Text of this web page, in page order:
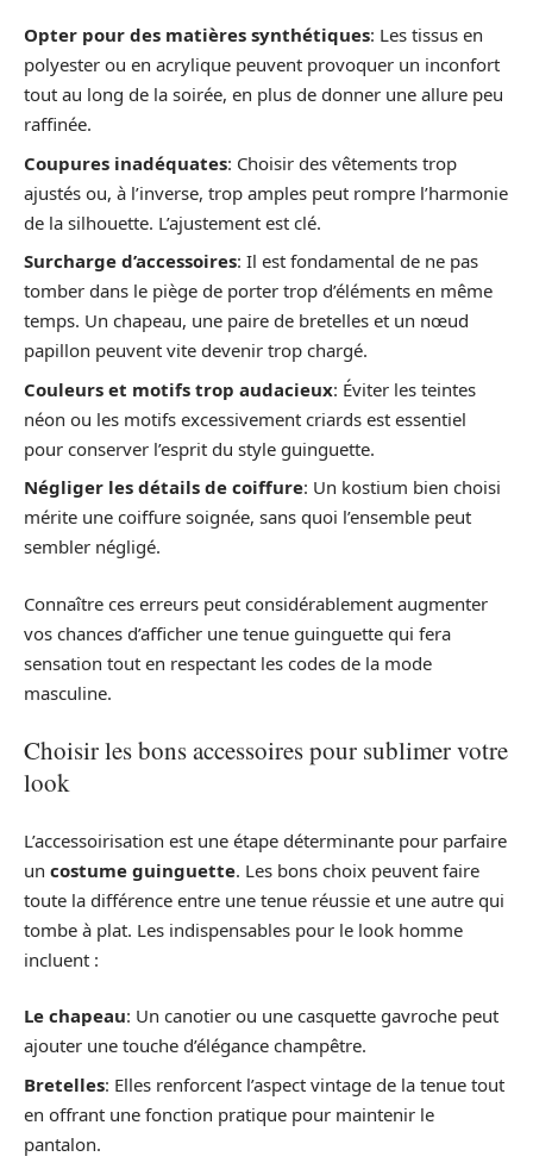
Opter pour des matières synthétiques: Les tissus en
polyester ou en acrylique peuvent provoquer un inconfort
tout au long de la soirée, en plus de donner une allure peu
raffinée.
Coupures inadéquates: Choisir des vêtements trop
ajustés ou, à l’inverse, trop amples peut rompre l’harmonie
de la silhouette. L’ajustement est clé.
Surcharge d’accessoires: Il est fondamental de ne pas
tomber dans le piège de porter trop d’éléments en même
temps. Un chapeau, une paire de bretelles et un nœud
papillon peuvent vite devenir trop chargé.
Couleurs et motifs trop audacieux: Éviter les teintes
néon ou les motifs excessivement criards est essentiel
pour conserver l’esprit du style guinguette.
Négliger les détails de coiffure: Un kostium bien choisi
mérite une coiffure soignée, sans quoi l’ensemble peut
sembler négligé.
Connaître ces erreurs peut considérablement augmenter
vos chances d’afficher une tenue guinguette qui fera
sensation tout en respectant les codes de la mode
masculine.
Choisir les bons accessoires pour sublimer votre
look
L’accessoirisation est une étape déterminante pour parfaire
un costume guinguette. Les bons choix peuvent faire
toute la différence entre une tenue réussie et une autre qui
tombe à plat. Les indispensables pour le look homme
incluent :
Le chapeau: Un canotier ou une casquette gavroche peut
ajouter une touche d’élégance champêtre.
Bretelles: Elles renforcent l’aspect vintage de la tenue tout
en offrant une fonction pratique pour maintenir le
pantalon.